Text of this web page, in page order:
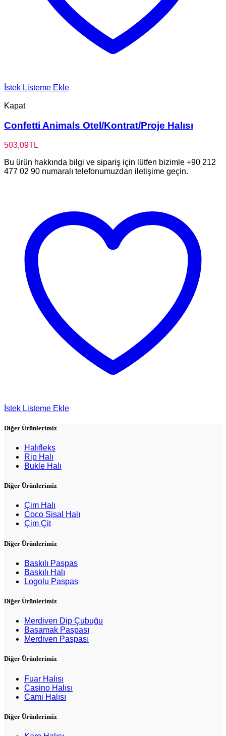
İstek Listeme Ekle
Kapat
Confetti Animals Otel/Kontrat/Proje Halısı
503,09TL
Bu ürün hakkında bilgi ve sipariş için lütfen bizimle +90 212
477 02 90 numaralı telefonumuzdan iletişime geçin.
İstek Listeme Ekle
Diğer Ürünlerimiz
Halıfleks
Rip Halı
Bukle Halı
Diğer Ürünlerimiz
Çim Halı
Coco Sisal Halı
Çim Çit
Diğer Ürünlerimiz
Baskılı Paspas
Baskılı Halı
Logolu Paspas
Diğer Ürünlerimiz
Merdiven Dip Çubuğu
Basamak Paspası
Merdiven Paspası
Diğer Ürünlerimiz
Fuar Halısı
Casino Halısı
Cami Halısı
Diğer Ürünlerimiz